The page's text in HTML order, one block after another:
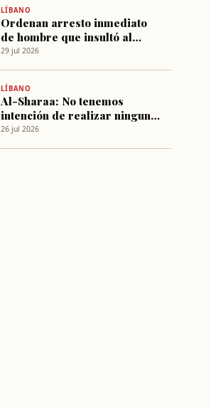
LÍBANO
Ordenan arresto inmediato
de hombre que insultó al
presidente sirio en Beirut
29 jul 2026
LÍBANO
Al-Sharaa: No tenemos
intención de realizar ninguna
intervención militar en
26 jul 2026